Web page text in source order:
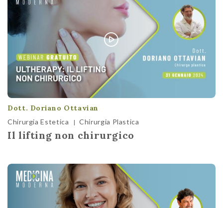
Dott. Doriano Ottavian
Chirurgia Estetica | Chirurgia Plastica
Il lifting non chirurgico